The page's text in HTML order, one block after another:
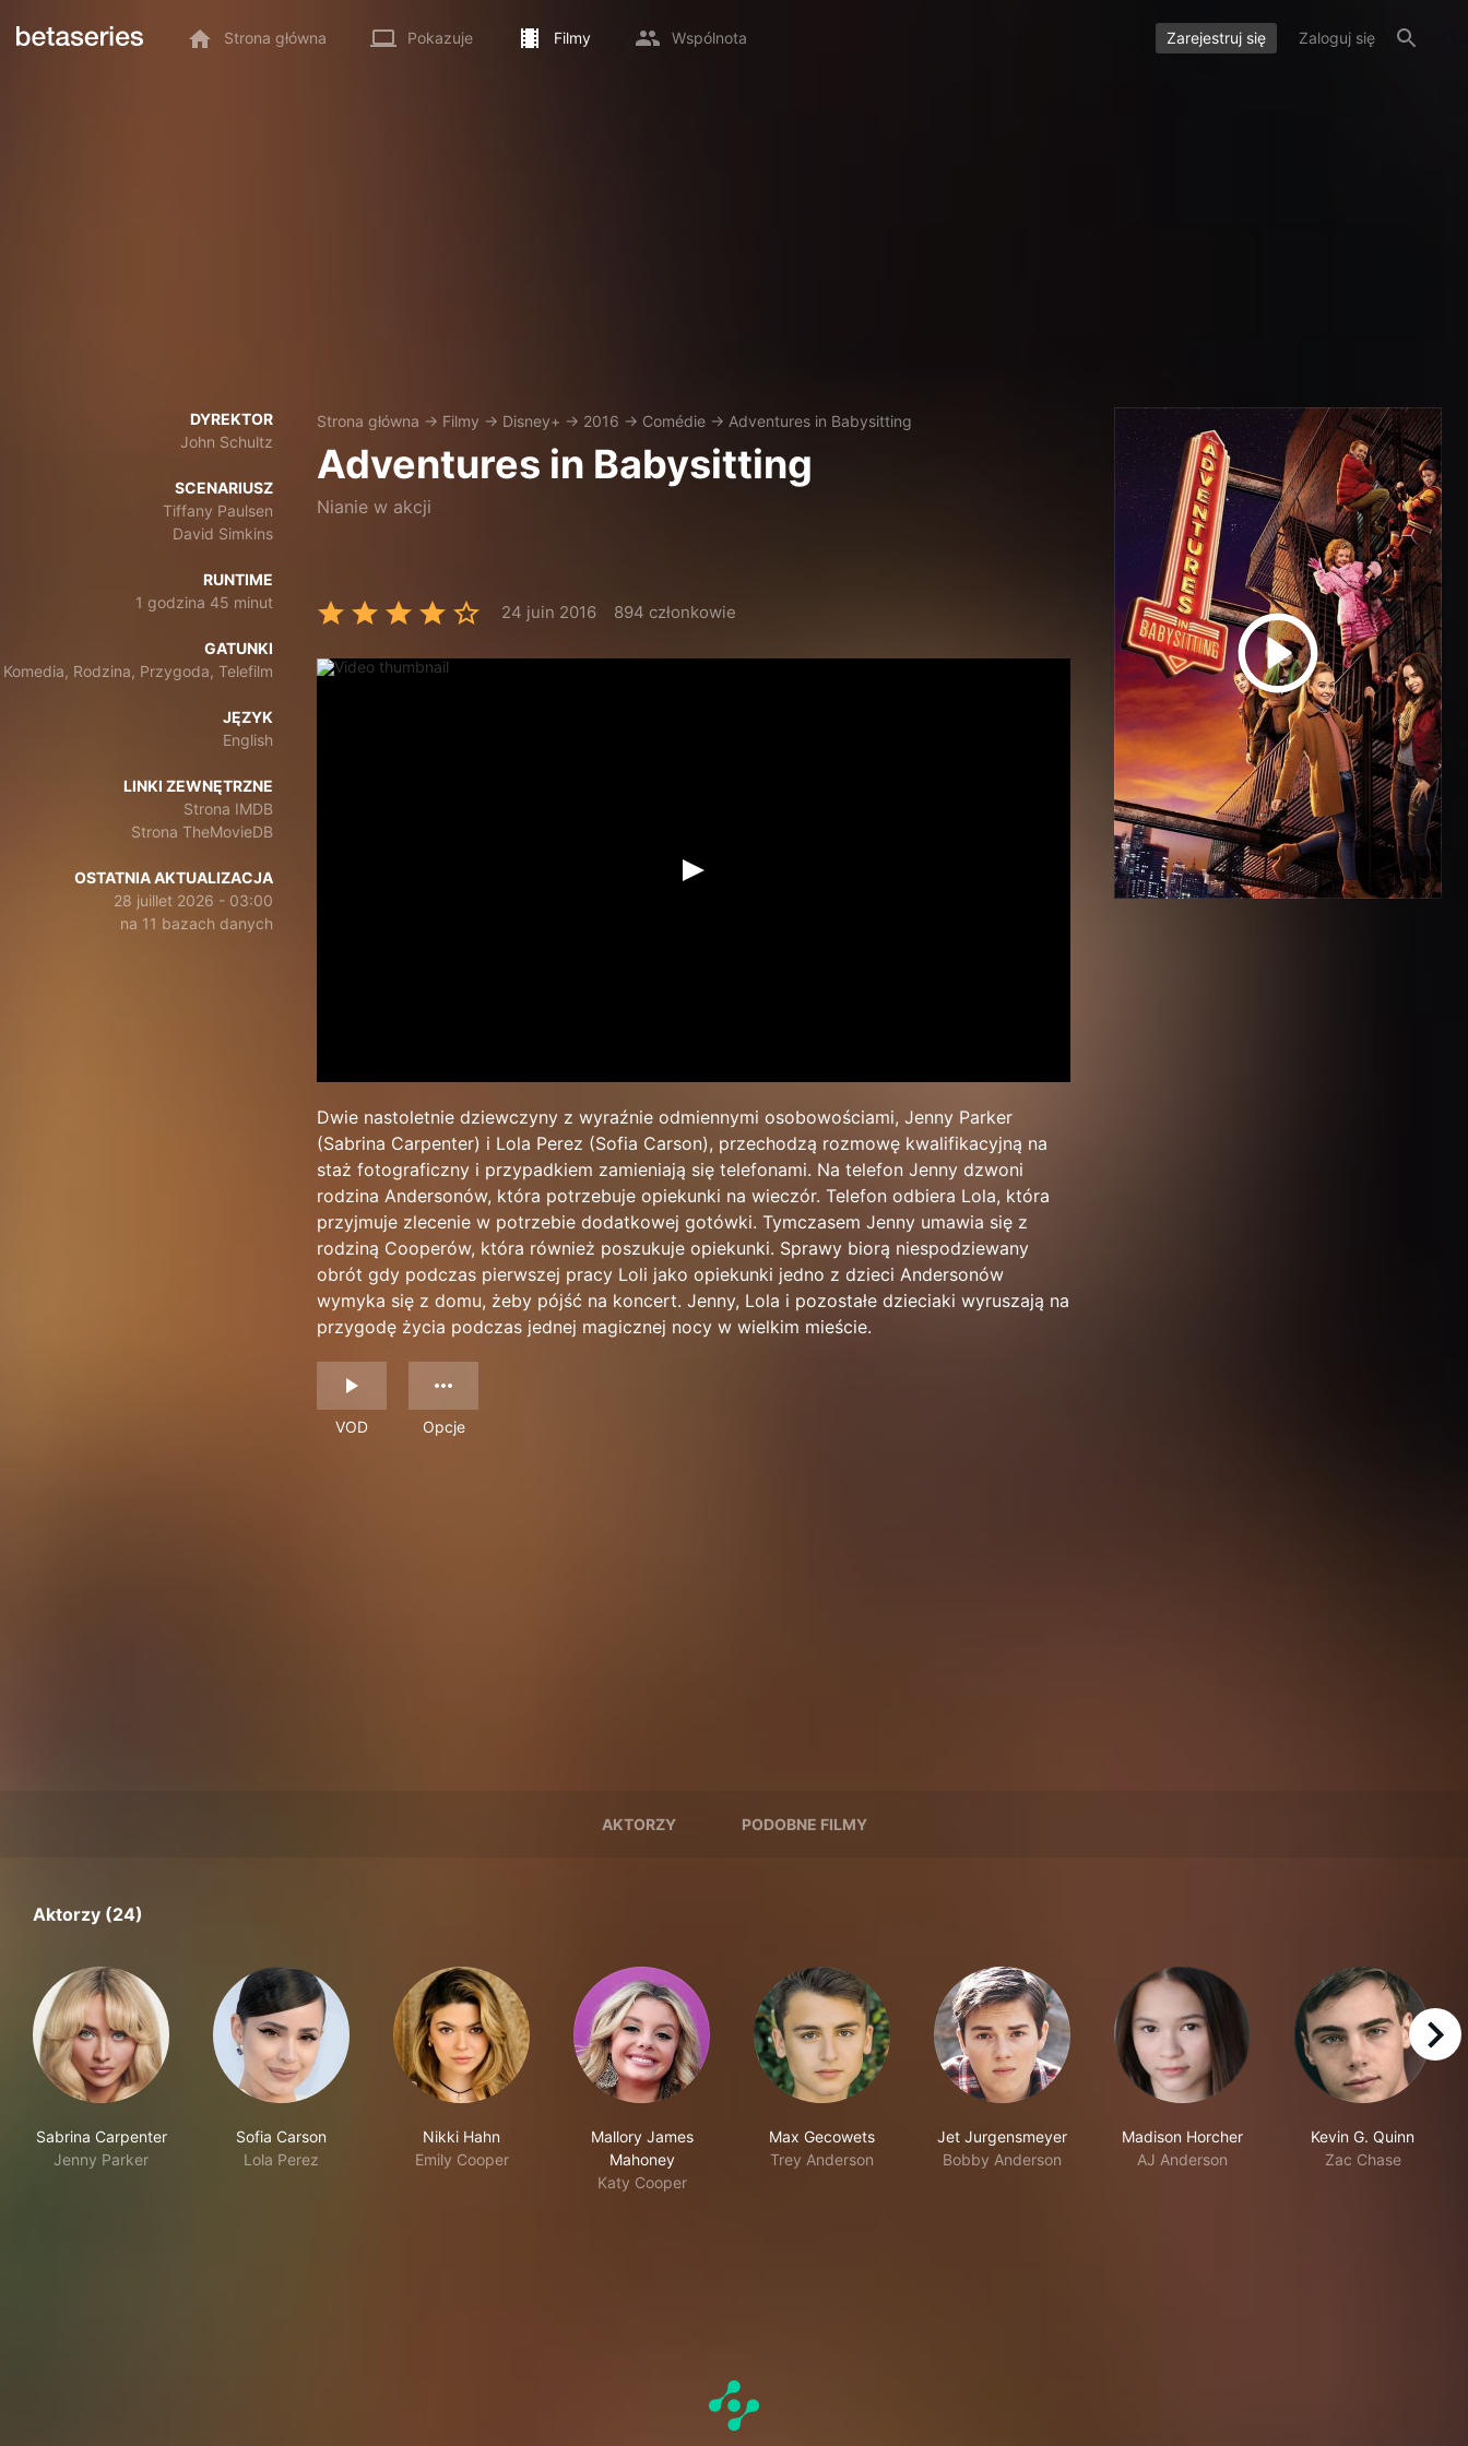
Strona główna Pokazuje Filmy Wspólnota Zarejestruj się Zaloguj się
DYREKTOR
John Schultz
SCENARIUSZ
Tiffany Paulsen
David Simkins
RUNTIME
1 godzina 45 minut
GATUNKI
Komedia, Rodzina, Przygoda, Telefilm
JĘZYK
English
LINKI ZEWNĘTRZNE
Strona IMDB
Strona TheMovieDB
OSTATNIA AKTUALIZACJA
28 juillet 2026 - 03:00
na 11 bazach danych
Strona główna → Filmy → Disney+ → 2016 → Comédie → Adventures in Babysitting
Adventures in Babysitting
Nianie w akcji
24 juin 2016 894 członkowie
Dwie nastoletnie dziewczyny z wyraźnie odmiennymi osobowościami, Jenny Parker
(Sabrina Carpenter) i Lola Perez (Sofia Carson), przechodzą rozmowę kwalifikacyjną na
staż fotograficzny i przypadkiem zamieniają się telefonami. Na telefon Jenny dzwoni
rodzina Andersonów, która potrzebuje opiekunki na wieczór. Telefon odbiera Lola, która
przyjmuje zlecenie w potrzebie dodatkowej gotówki. Tymczasem Jenny umawia się z
rodziną Cooperów, która również poszukuje opiekunki. Sprawy biorą niespodziewany
obrót gdy podczas pierwszej pracy Loli jako opiekunki jedno z dzieci Andersonów
wymyka się z domu, żeby pójść na koncert. Jenny, Lola i pozostałe dzieciaki wyruszają na
przygodę życia podczas jednej magicznej nocy w wielkim mieście.
VOD Opcje
AKTORZY PODOBNE FILMY
Aktorzy (24)
Sabrina Carpenter
Jenny Parker
Sofia Carson
Lola Perez
Nikki Hahn
Emily Cooper
Mallory James
Mahoney
Katy Cooper
Max Gecowets
Trey Anderson
Jet Jurgensmeyer
Bobby Anderson
Madison Horcher
AJ Anderson
Kevin G. Quinn
Zac Chase
right